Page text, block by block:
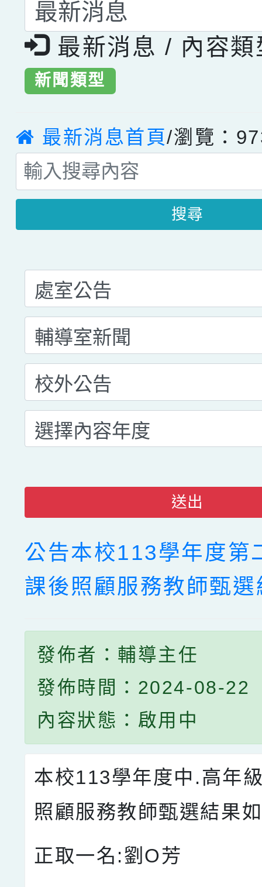
最新消息 / 內容類
新聞類型
最新消息首頁/瀏覽：
搜尋
送出
公告本校113學年度第
課後照顧服務教師甄選
發佈者：輔導主任
發佈時間：2024-08-22
內容狀態：啟用中
本校113學年度中.高年
照顧服務教師甄選結果
正取一名:劉O芳